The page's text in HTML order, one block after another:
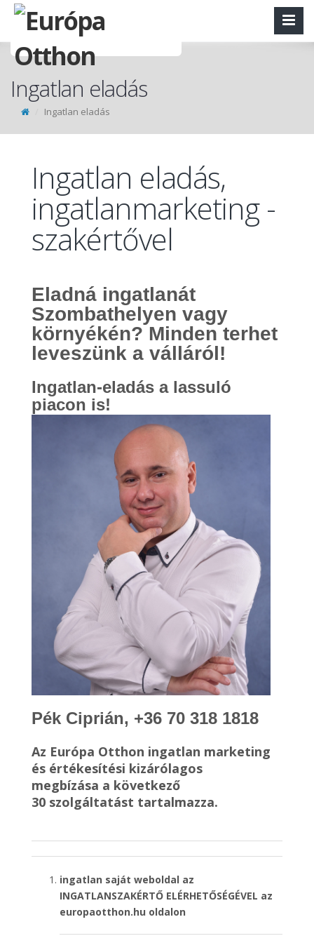
Ingatlan eladás
Ingatlan eladás
Ingatlan eladás,
ingatlanmarketing -
szakértővel
Eladná ingatlanát
Szombathelyen vagy
környékén? Minden terhet
leveszünk a válláról!
Ingatlan-eladás a lassuló
piacon is!
Pék Ciprián, +36 70 318 1818
Az Európa Otthon ingatlan marketing
és értékesítési kizárólagos
megbízása a következő
30 szolgáltatást tartalmazza.
ingatlan saját weboldal az
INGATLANSZAKÉRTŐ ELÉRHETŐSÉGÉVEL az
europaotthon.hu oldalon